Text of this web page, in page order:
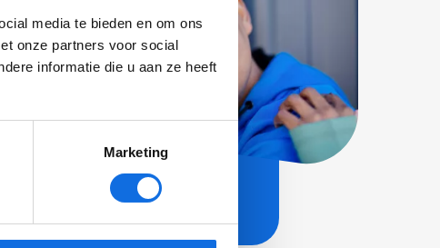
media te bieden en om ons
onze partners voor social
informatie die u aan ze heeft
Marketing